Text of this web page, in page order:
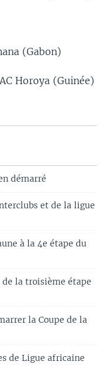
(Gabon)
Horoya (Guinée)
démarré
et de la ligue
à la 4e étape du
la troisième étape
la Coupe de la
de Ligue africaine